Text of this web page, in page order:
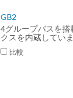
GB2
4グループバスを搭
クスを内蔵してい
比較